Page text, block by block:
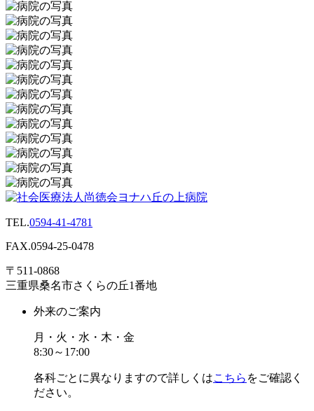
TEL.0594-41-4781
FAX.0594-25-0478
〒511-0868
三重県桑名市さくらの丘1番地
外来のご案内
月・火・水・木・金
8:30～17:00
各科ごとに異なりますので詳しくはこちら をご確認く
ださい。